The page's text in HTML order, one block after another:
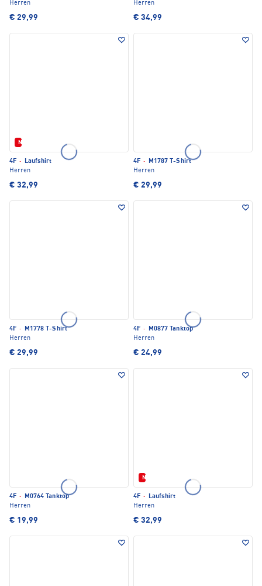
Herren
€ 29,99
Herren
€ 34,99
Neu
4F ·
Laufshirt
Herren
€ 32,99
4F ·
M1787 T-Shirt
Herren
€ 29,99
4F ·
M1778 T-Shirt
Herren
€ 29,99
4F ·
M0877 Tanktop
Herren
€ 24,99
4F ·
M0764 Tanktop
Herren
€ 19,99
Neu
4F ·
Laufshirt
Herren
€ 32,99